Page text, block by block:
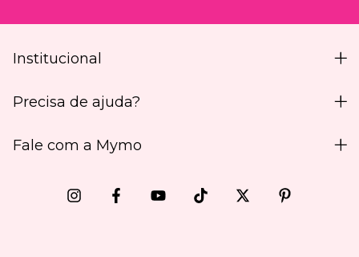
Institucional
Precisa de ajuda?
Fale com a Mymo